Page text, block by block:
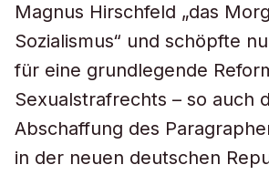
Magnus Hirschfeld „das
Sozialismus“ und schöpfte
für eine grundlegende
Sexualstrafrechts – so auch
Abschaffung des
in der neuen deutschen